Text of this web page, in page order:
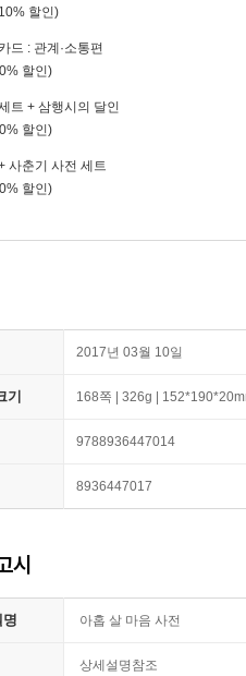
할인)
드 : 관계·소통편
할인)
트 + 삼행시의 달인
할인)
사춘기 사전 세트
할인)
2017년 03월 10일
기 168쪽 | 326g |
9788936447014
8936447017
시
아홉 살 마음 사전
상세설명참조